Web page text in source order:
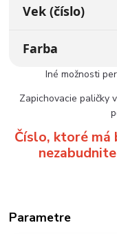
Vek (číslo)
Farba
Iné možnosti
Zapichovacie paličky
Číslo, ktoré má
Parametre